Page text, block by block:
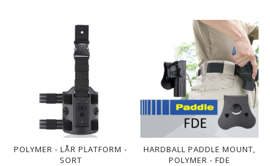
POLYMER - LÅR PLATFORM -
SORT
HARDBALL PADDLE MOUNT,
POLYMER - FDE